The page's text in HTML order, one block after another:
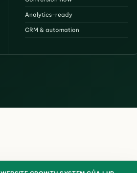
Analytics-ready
CRM & automation